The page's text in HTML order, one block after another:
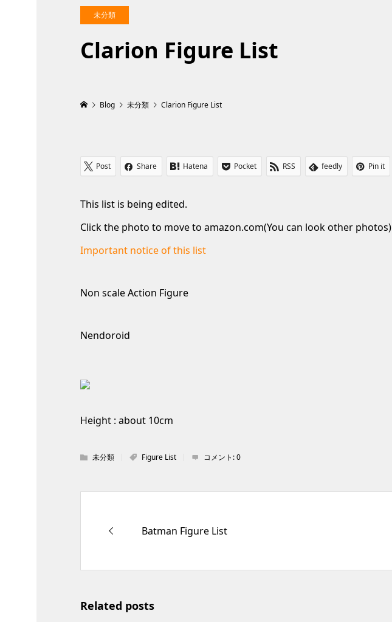
未分類
Clarion Figure List
Blog 未分類 Clarion Figure List
Post Share Hatena Pocket RSS feedly Pin it
This list is being edited.
Click the photo to move to amazon.com(You can look other photos)
Important notice of this list
Non scale Action Figure
Nendoroid
Height : about 10cm
未分類 Figure List コメント:0
Batman Figure List
Related posts